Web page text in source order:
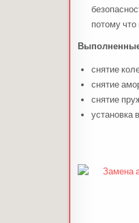
потому
снятие
снятие
снятие
установка